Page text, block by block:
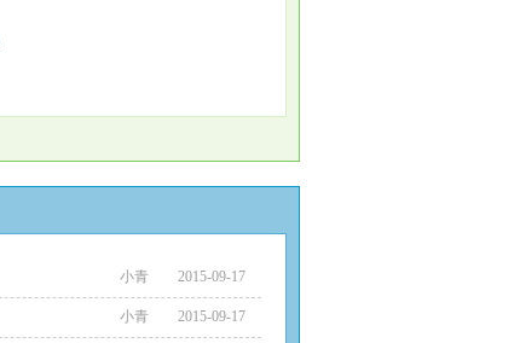
小青 2015-09-17
小青 2015-09-17